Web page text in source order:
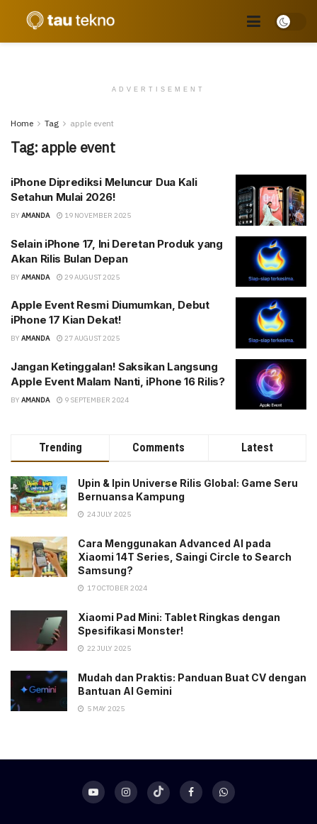
ADVERTISEMENT
Home Tag apple event
Tag: apple event
iPhone Diprediksi Meluncur Dua Kali
Setahun Mulai 2026!
BY AMANDA 19 NOVEMBER 2025
Selain iPhone 17, Ini Deretan Produk yang
Akan Rilis Bulan Depan
BY AMANDA 29 AUGUST 2025
Apple Event Resmi Diumumkan, Debut
iPhone 17 Kian Dekat!
BY AMANDA 27 AUGUST 2025
Jangan Ketinggalan! Saksikan Langsung
Apple Event Malam Nanti, iPhone 16 Rilis?
BY AMANDA 9 SEPTEMBER 2024
Trending Comments Latest
Upin & Ipin Universe Rilis Global: Game Seru
Bernuansa Kampung
24 JULY 2025
Cara Menggunakan Advanced AI pada
Xiaomi 14T Series, Saingi Circle to Search
Samsung?
17 OCTOBER 2024
Xiaomi Pad Mini: Tablet Ringkas dengan
Spesifikasi Monster!
22 JULY 2025
Mudah dan Praktis: Panduan Buat CV dengan
Bantuan AI Gemini
5 MAY 2025